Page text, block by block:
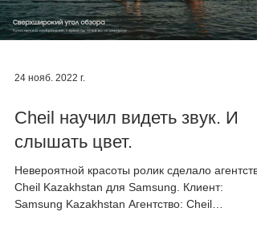
24 нояб. 2022 г.
Cheil научил видеть звук. И
слышать цвет.
Невероятной красоты ролик сделало
Cheil Kazakhstan для Samsung. Клиент:
Samsung Kazakhstan Агентство: Cheil